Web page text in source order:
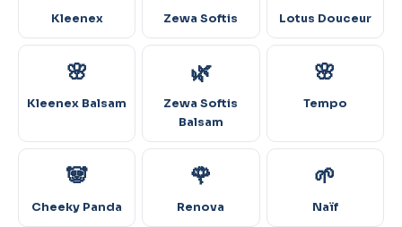
Kleenex Zewa Softis Lotus Douceur
🌸
Kleenex Balsam
🌿
Zewa Softis
Balsam
🌸
Tempo
🐼
Cheeky Panda
🌹
Renova
🌱
Naïf